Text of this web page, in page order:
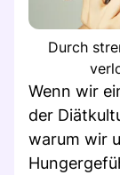
Durch
Wenn wir
der
warum wir